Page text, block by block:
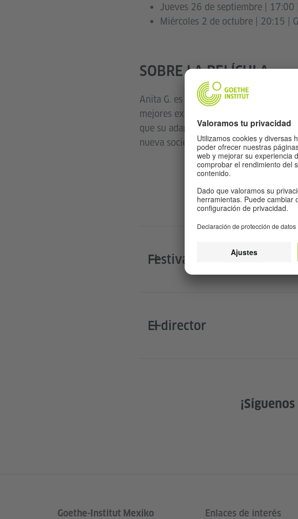
Jueves 26 de septiembre | 17:00 |
Miércoles 2 de octubre | 20:15 |
SOBRE LA PELÍCULA
Anita G. es una joven de 22 años que
mejores expectativas de vida. Sin
que su adaptación sea imposible.
nueva sociedad y de las instituciones
Festivales y premios
El director
Service- und Informationsbereich
Goethe-Institut Mexiko Enlaces de interés